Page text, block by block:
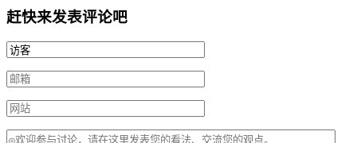
赶快来发表评论吧